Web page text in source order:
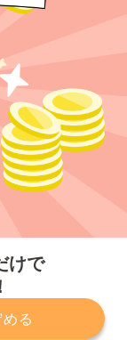
けで
る